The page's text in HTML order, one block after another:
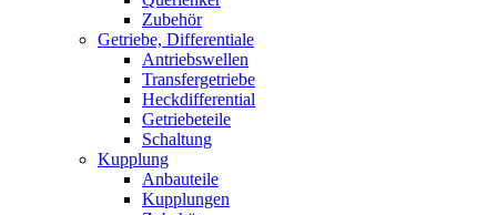
Zubehör
Getriebe, Differentiale
Antriebswellen
Transfergetriebe
Heckdifferential
Getriebeteile
Schaltung
Kupplung
Anbauteile
Kupplungen